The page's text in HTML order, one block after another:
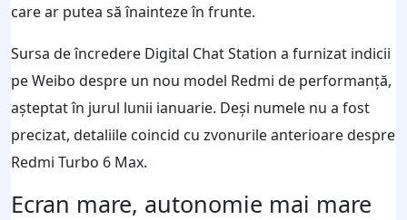
care ar putea să înainteze în frunte.
Sursa de încredere Digital Chat Station a furnizat indicii
pe Weibo despre un nou model Redmi de performanță,
așteptat în jurul lunii ianuarie. Deși numele nu a fost
precizat, detaliile coincid cu zvonurile anterioare despre
Redmi Turbo 6 Max.
Ecran mare, autonomie mai mare